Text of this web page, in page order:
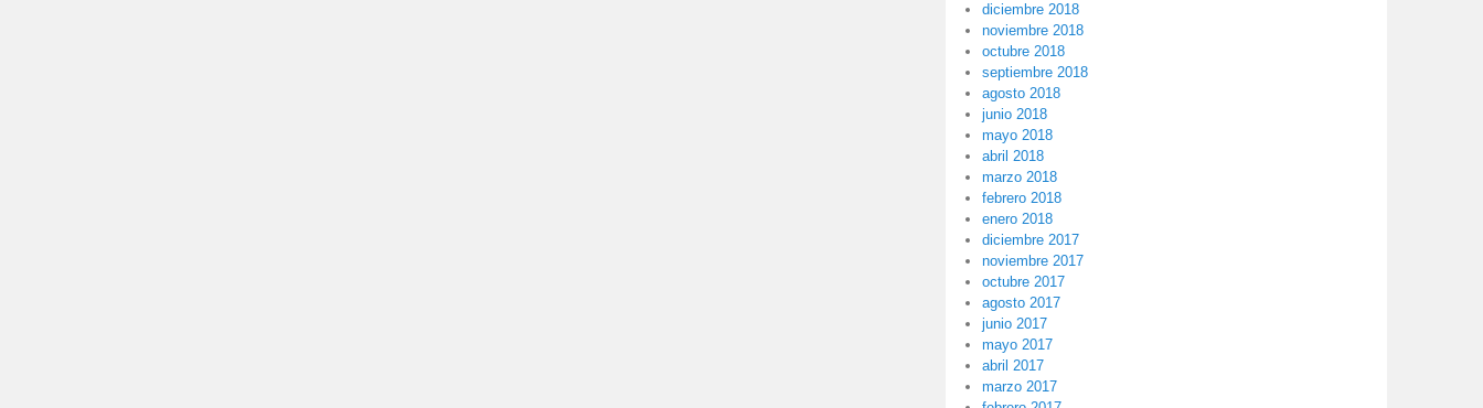
diciembre 2018
noviembre 2018
octubre 2018
septiembre 2018
agosto 2018
junio 2018
mayo 2018
abril 2018
marzo 2018
febrero 2018
enero 2018
diciembre 2017
noviembre 2017
octubre 2017
agosto 2017
junio 2017
mayo 2017
abril 2017
marzo 2017